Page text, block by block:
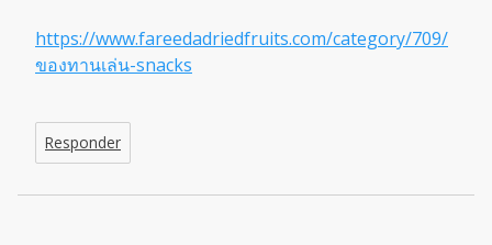
https://www.fareedadriedfruits.com/category/709/
ของทานเล่น-snacks
Responder